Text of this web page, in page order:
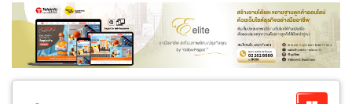
Wholesale Retail Manufacturer
Dealer
Exporter/Importer
Service Business